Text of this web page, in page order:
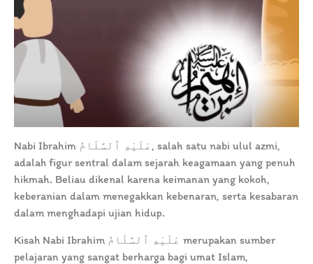
Nabi Ibrahim عَلَيْهِ ٱلسَّلَامُ, salah satu nabi ulul azmi,
adalah figur sentral dalam sejarah keagamaan yang penuh
hikmah. Beliau dikenal karena keimanan yang kokoh,
keberanian dalam menegakkan kebenaran, serta kesabaran
dalam menghadapi ujian hidup.
Kisah Nabi Ibrahim عَلَيْهِ ٱلسَّلَامُ merupakan sumber
pelajaran yang sangat berharga bagi umat Islam,